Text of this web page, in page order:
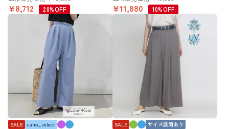
¥8,712 20%OFF ¥11,880 10%OFF
SALE caho_select SALE
サイズ展開あり